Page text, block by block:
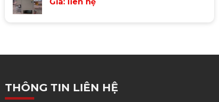
THÔNG TIN LIÊN HỆ